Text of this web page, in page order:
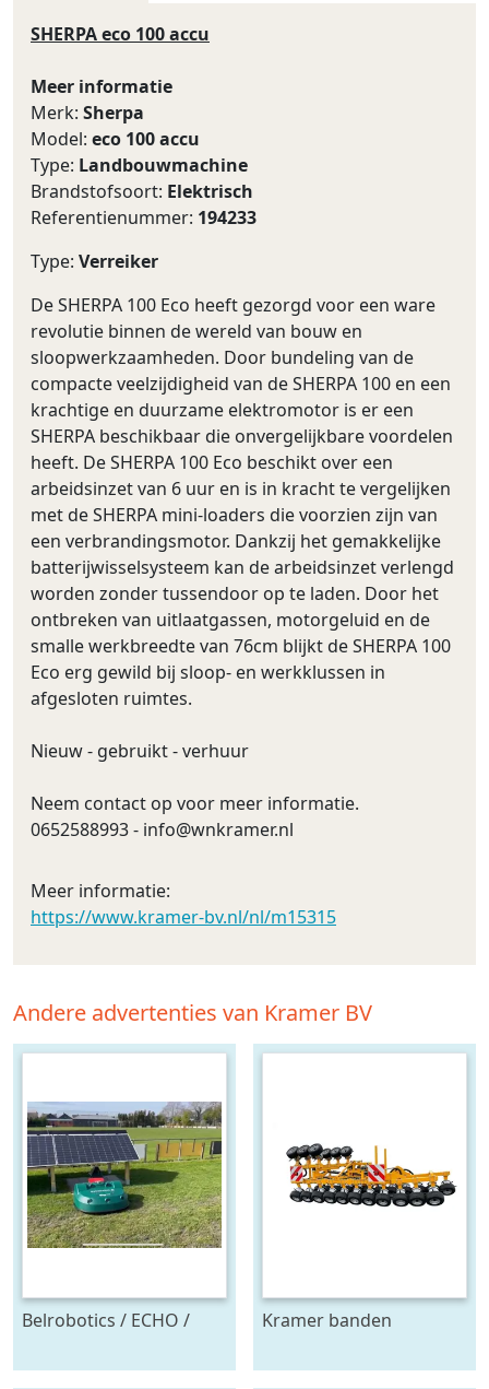
SHERPA eco 100 accu
Meer informatie
Merk: Sherpa
Model: eco 100 accu
Type: Landbouwmachine
Brandstofsoort: Elektrisch
Referentienummer: 194233
Type: Verreiker
De SHERPA 100 Eco heeft gezorgd voor een ware
revolutie binnen de wereld van bouw en
sloopwerkzaamheden. Door bundeling van de
compacte veelzijdigheid van de SHERPA 100 en een
krachtige en duurzame elektromotor is er een
SHERPA beschikbaar die onvergelijkbare voordelen
heeft. De SHERPA 100 Eco beschikt over een
arbeidsinzet van 6 uur en is in kracht te vergelijken
met de SHERPA mini-loaders die voorzien zijn van
een verbrandingsmotor. Dankzij het gemakkelijke
batterijwisselsysteem kan de arbeidsinzet verlengd
worden zonder tussendoor op te laden. Door het
ontbreken van uitlaatgassen, motorgeluid en de
smalle werkbreedte van 76cm blijkt de SHERPA 100
Eco erg gewild bij sloop- en werkklussen in
afgesloten ruimtes.
Nieuw - gebruikt - verhuur
Neem contact op voor meer informatie.
0652588993 - info@wnkramer.nl
Meer informatie:
https://www.kramer-bv.nl/nl/m15315
Andere advertenties van Kramer BV
Belrobotics / ECHO /
leverancier
Kramer banden